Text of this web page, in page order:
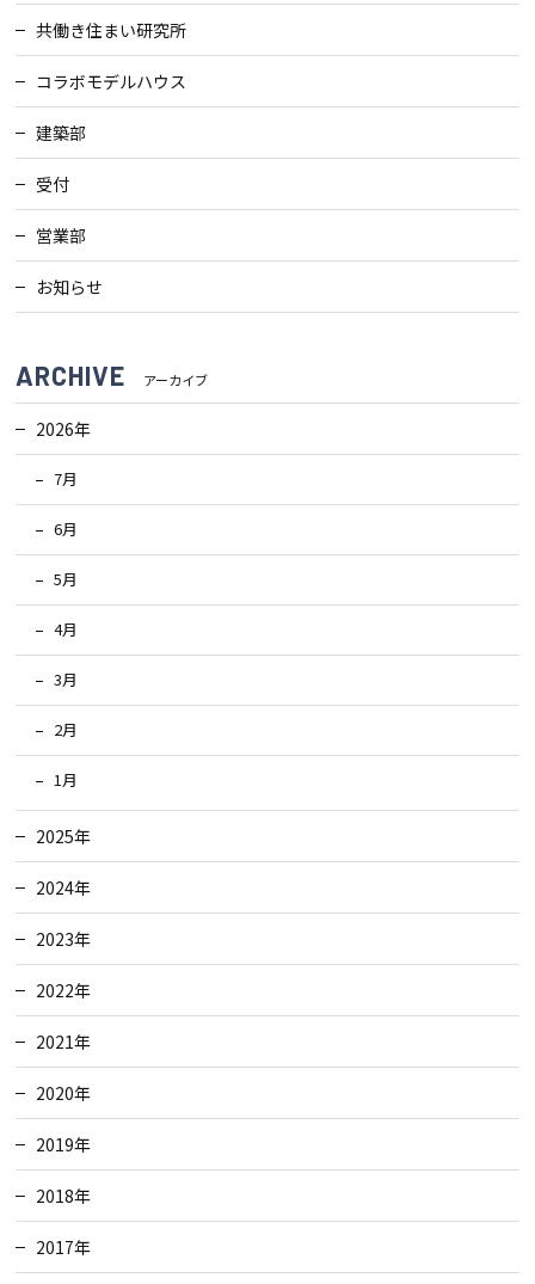
プライバシー
ポリシー
サイトマップ
共働き住まい研究所
コラボモデルハウス
建築部
受付
営業部
お知らせ
ARCHIVE アーカイブ
2026年
7月
6月
5月
4月
3月
2月
1月
2025年
2024年
2023年
2022年
2021年
2020年
2019年
2018年
2017年